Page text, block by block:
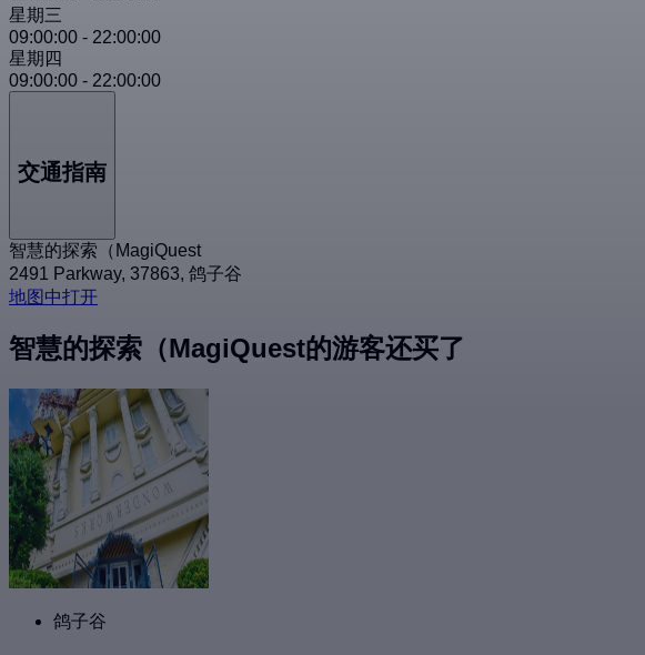
星期三
09:00:00 - 22:00:00
星期四
09:00:00 - 22:00:00
交通指南
智慧的探索（MagiQuest
2491 Parkway, 37863, 鸽子谷
地图中打开
智慧的探索（MagiQuest的游客还买了
鸽子谷